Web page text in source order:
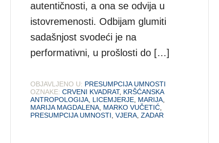
autentičnosti, a ona se odvija u
istovremenosti. Odbijam glumiti
sadašnjost svodeći je na
performativni, u prošlosti do […]
OBJAVLJENO U: PRESUMPCIJA UMNOSTI
OZNAKE: CRVENI KVADRAT, KRŠĆANSKA
ANTROPOLOGIJA, LICEMJERJE, MARIJA,
MARIJA MAGDALENA, MARKO VUČETIĆ,
PRESUMPCIJA UMNOSTI,VJERA,ZADAR